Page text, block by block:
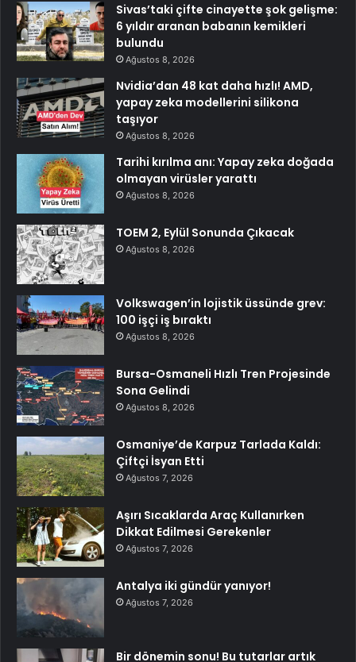
Sivas’taki çifte cinayette şok gelişme:
6 yıldır aranan babanın kemikleri
bulundu
Ağustos 8, 2026
Nvidia’dan 48 kat daha hızlı! AMD,
yapay zeka modellerini silikona
taşıyor
Ağustos 8, 2026
Tarihi kırılma anı: Yapay zeka doğada
olmayan virüsler yarattı
Ağustos 8, 2026
TOEM 2, Eylül Sonunda Çıkacak
Ağustos 8, 2026
Volkswagen’in lojistik üssünde grev:
100 işçi iş bıraktı
Ağustos 8, 2026
Bursa-Osmaneli Hızlı Tren Projesinde
Sona Gelindi
Ağustos 8, 2026
Osmaniye’de Karpuz Tarlada Kaldı:
Çiftçi İsyan Etti
Ağustos 7, 2026
Aşırı Sıcaklarda Araç Kullanırken
Dikkat Edilmesi Gerekenler
Ağustos 7, 2026
Antalya iki gündür yanıyor!
Ağustos 7, 2026
Bir dönemin sonu! Bu tutarlar artık